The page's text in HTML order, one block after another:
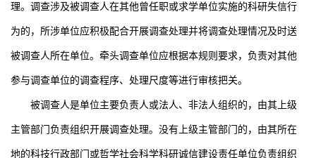
理。调查涉及被调查人在其他曾任职或求学单位实施的科研失信行
为的，所涉单位应积极配合开展调查处理并将调查处理情况及时送
被调查人所在单位。牵头调查单位应根据本规则要求，负责对其他
参与调查单位的调查程序、处理尺度等进行审核把关。
被调查人是单位主要负责人或法人、非法人组织的，由其上级
主管部门负责组织开展调查处理。没有上级主管部门的，由其所在
地的科技行政部门或哲学社会科学科研诚信建设责任单位负责组织